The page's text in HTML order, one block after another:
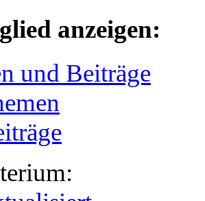
anzeigen:
und Beiträge